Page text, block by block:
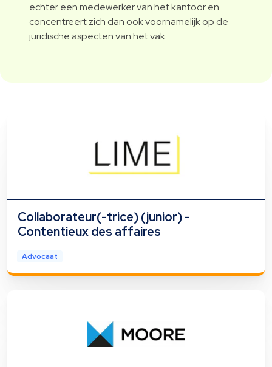
echter een medewerker van het kantoor en
concentreert zich dan ook voornamelijk op de
juridische aspecten van het vak.
Collaborateur(-trice) (junior) -
Contentieux des affaires
Advocaat